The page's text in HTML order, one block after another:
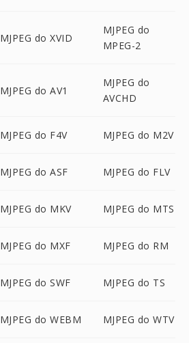
MJPEG do XVID
MJPEG do
MPEG-2
MJPEG do AV1
MJPEG do
AVCHD
MJPEG do F4V MJPEG do M2V
MJPEG do ASF MJPEG do FLV
MJPEG do MKV MJPEG do MTS
MJPEG do MXF MJPEG do RM
MJPEG do SWF MJPEG do TS
MJPEG do WEBM MJPEG do WTV